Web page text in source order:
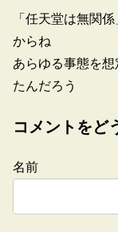
「任天堂は無関
からね
あらゆる事態を
たんだろう
コメントをど
名前